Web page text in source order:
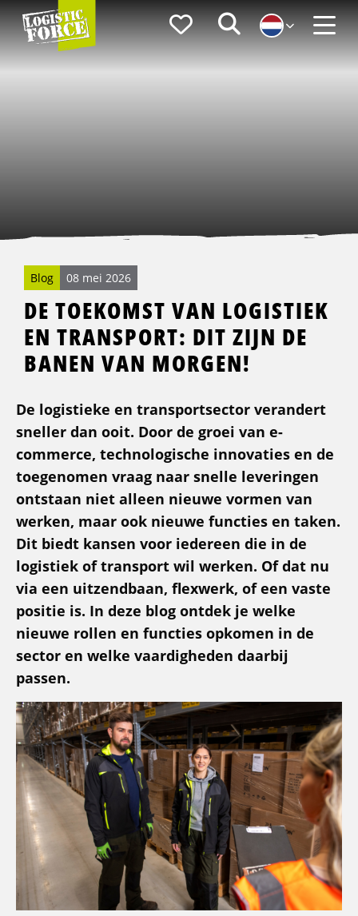
Logistic
Force
FavorietenZoeken
Menu
Blog 08 mei 2026
DE TOEKOMST VAN LOGISTIEK
EN TRANSPORT: DIT ZIJN DE
BANEN VAN MORGEN!
De logistieke en transportsector verandert
sneller dan ooit. Door de groei van e-
commerce, technologische innovaties en de
toegenomen vraag naar snelle leveringen
ontstaan niet alleen nieuwe vormen van
werken, maar ook nieuwe functies en taken.
Dit biedt kansen voor iedereen die in de
logistiek of transport wil werken. Of dat nu
via een uitzendbaan, flexwerk, of een vaste
positie is. In deze blog ontdek je welke
nieuwe rollen en functies opkomen in de
sector en welke vaardigheden daarbij
passen.